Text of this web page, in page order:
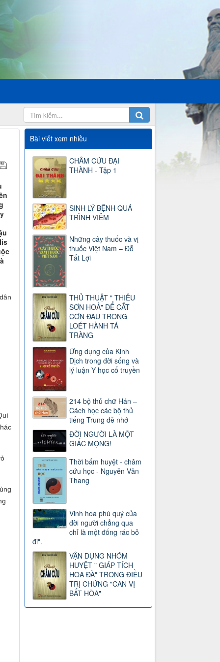
Bài viết xem nhiều
CHÂM CỨU ĐẠI
THÀNH - Tập 1
SINH LÝ BỆNH QUÁ
TRÌNH VIÊM
Những cây thuốc và vị
thuốc Việt Nam – Đỗ
Tất Lợi
THỦ THUẬT " THIÊU
SƠN HOẢ" ĐỂ CẮT
CƠN ĐAU TRONG
LOÉT HÀNH TÁ
TRÀNG
Ứng dụng của Kinh
Dịch trong đời sống và
lý luận Y học cổ truyền
214 bộ thủ chữ Hán –
Cách học các bộ thủ
tiếng Trung dễ nhớ
ĐỜI NGƯỜI LÀ MỘT
GIẤC MỘNG!
Thời bấm huyệt - châm
cứu học - Nguyễn Văn
Thang
Vinh hoa phú quý của
đời người chẳng qua
chỉ là một đống rác bỏ
đi".
VẬN DỤNG NHÓM
HUYỆT " GIÁP TÍCH
HOA ĐÀ" TRONG ĐIỀU
TRỊ CHỨNG "CAN VỊ
BẤT HÒA"